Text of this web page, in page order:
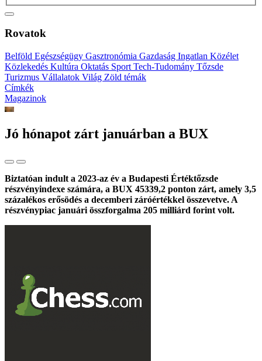
Rovatok
Belföld Egészségügy Gasztronómia Gazdaság Ingatlan Közélet
Közlekedés Kultúra Oktatás Sport Tech-Tudomány Tőzsde
Turizmus Vállalatok Világ Zöld témák
Címkék
Magazinok
Jó hónapot zárt januárban a BUX
Biztatóan indult a 2023-az év a Budapesti Értéktőzsde
részvényindexe számára, a BUX 45339,2 ponton zárt, amely 3,5
százalékos erősödés a decemberi záróértékkel összevetve. A
részvénypiac januári összforgalma 205 milliárd forint volt.